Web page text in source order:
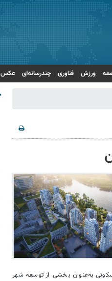
ورزش فناوری چندرسانه‌ای عکس
به‌عنوان بخشی از توسعه شهر